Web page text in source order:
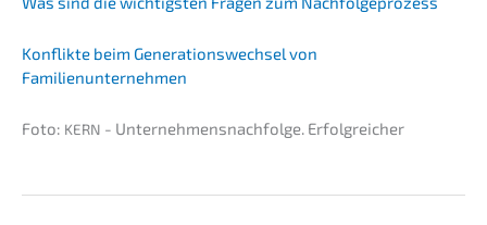
Konflik­te beim Generations­wechsel von
Familienunternehmen
Foto: KERN - Unternehmens­nachfolge. Erfolgreicher